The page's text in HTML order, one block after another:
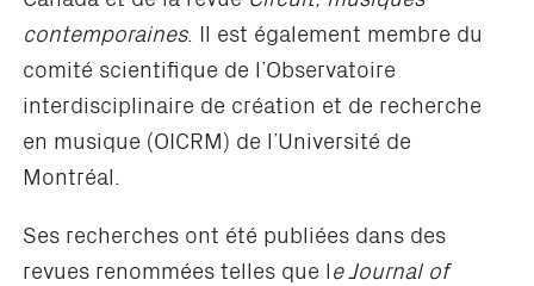
contemporaines. Il est également membre du
comité scientifique de l’Observatoire
interdisciplinaire de création et de recherche
en musique (OICRM) de l’Université de
Montréal.
Ses recherches ont été publiées dans des
revues renommées telles que le Journal of